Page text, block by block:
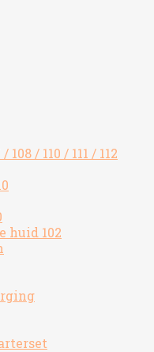
/ 110 / 111 / 112
huid 102